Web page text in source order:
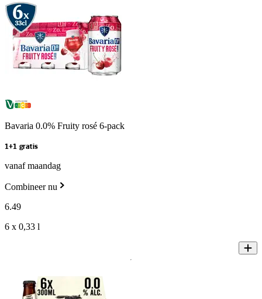
Bavaria 0.0% Fruity rosé 6-pack
1+1 gratis
vanaf maandag
Combineer nu
6.49
6 x 0,33 l